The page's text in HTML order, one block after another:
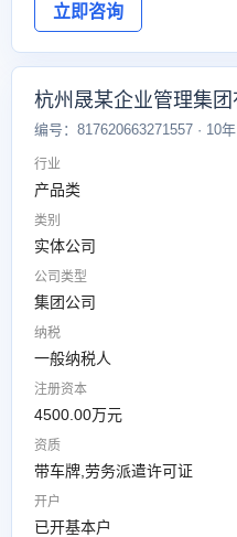
立即咨询
杭州晟某企业管理集团
编号：817620663271557 · 10年
行业
产品类
类别
实体公司
公司类型
集团公司
纳税
一般纳税人
注册资本
4500.00万元
资质
带车牌,劳务派遣许可证
开户
已开基本户